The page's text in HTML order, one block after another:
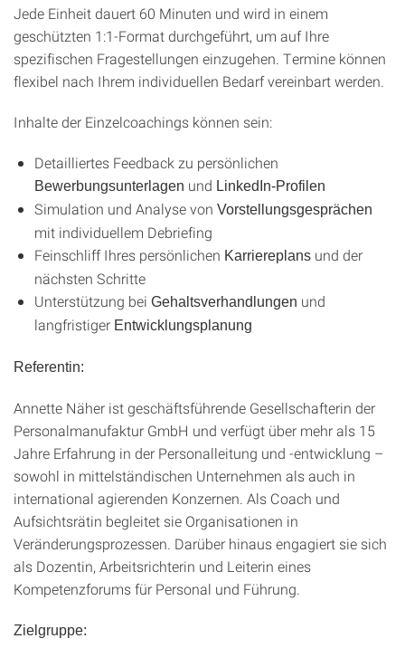
Jede Einheit dauert 60 Minuten und wird in einem
geschützten 1:1-Format durchgeführt, um auf Ihre
spezifischen Fragestellungen einzugehen. Termine können
flexibel nach Ihrem individuellen Bedarf vereinbart werden.
Inhalte der Einzelcoachings können sein:
Detailliertes Feedback zu persönlichen
Bewerbungsunterlagen und LinkedIn-Profilen
Simulation und Analyse von Vorstellungsgesprächen
mit individuellem Debriefing
Feinschliff Ihres persönlichen Karriereplans und der
nächsten Schritte
Unterstützung bei Gehaltsverhandlungen und
langfristiger Entwicklungsplanung
Referentin:
Annette Näher ist geschäftsführende Gesellschafterin der
Personalmanufaktur GmbH und verfügt über mehr als 15
Jahre Erfahrung in der Personalleitung und -entwicklung –
sowohl in mittelständischen Unternehmen als auch in
international agierenden Konzernen. Als Coach und
Aufsichtsrätin begleitet sie Organisationen in
Veränderungsprozessen. Darüber hinaus engagiert sie sich
als Dozentin, Arbeitsrichterin und Leiterin eines
Kompetenzforums für Personal und Führung.
Zielgruppe: